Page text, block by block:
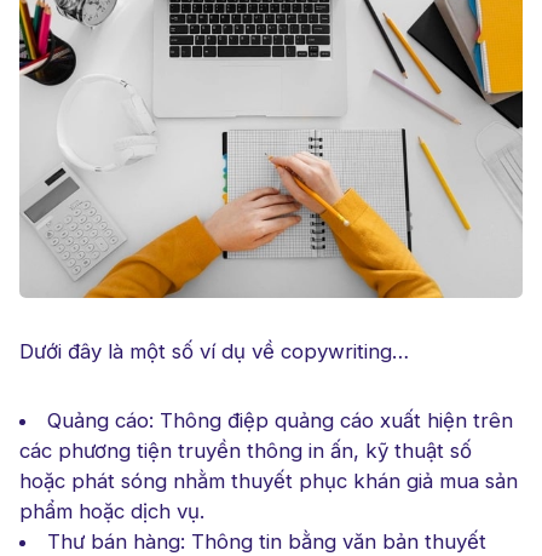
Dưới đây là một số ví dụ về copywriting…
Quảng cáo: Thông điệp quảng cáo xuất hiện trên
các phương tiện truyền thông in ấn, kỹ thuật số
hoặc phát sóng nhằm thuyết phục khán giả mua sản
phẩm hoặc dịch vụ.
Thư bán hàng: Thông tin bằng văn bản thuyết